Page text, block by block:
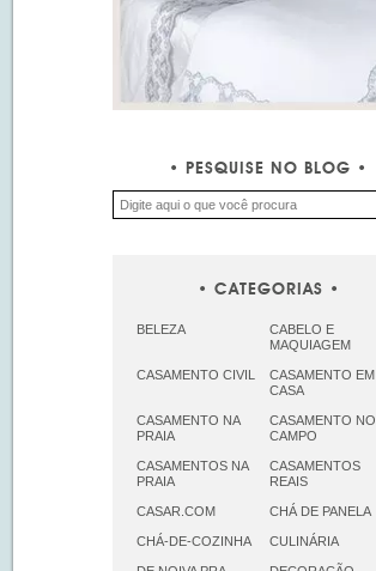
PESQUISE NO BLOG
CATEGORIAS
BELEZA
CABELO E
MAQUIAGEM
CASAMENTO CIVIL
CASAMENTO EM
CASA
CASAMENTO NA
PRAIA
CASAMENTO NO
CAMPO
CASAMENTOS NA
PRAIA
CASAMENTOS
REAIS
CASAR.COM CHÁ DE PANELA
CHÁ-DE-COZINHA CULINÁRIA